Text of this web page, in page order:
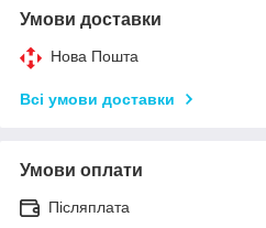
Умови доставки
Нова Пошта
Всі умови доставки
Умови оплати
Післяплата